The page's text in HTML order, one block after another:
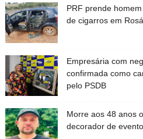
PRF prende
de cigarros em
Empresária com
confirmada como
pelo PSDB
Morre aos 48 anos
decorador de